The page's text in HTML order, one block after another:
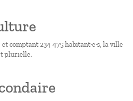
comptant 234 475 habitant·e·s, la ville
plurielle.